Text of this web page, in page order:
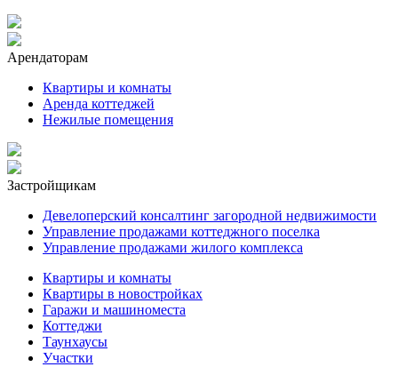
Арендаторам
Квартиры и комнаты
Аренда коттеджей
Нежилые помещения
Застройщикам
Девелоперский консалтинг загородной недвижимости
Управление продажами коттеджного поселка
Управление продажами жилого комплекса
Квартиры и комнаты
Квартиры в новостройках
Гаражи и машиноместа
Коттеджи
Таунхаусы
Участки